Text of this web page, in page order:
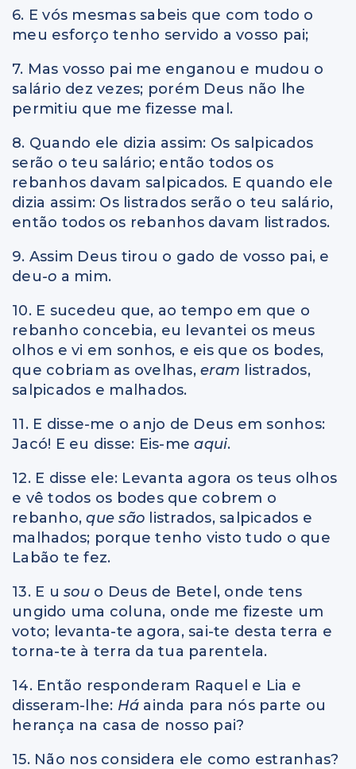
6. E vós mesmas sabeis que com todo o
meu esforço tenho servido a vosso pai;
7. Mas vosso pai me enganou e mudou o
salário dez vezes; porém Deus não lhe
permitiu que me fizesse mal.
8. Quando ele dizia assim: Os salpicados
serão o teu salário; então todos os
rebanhos davam salpicados. E quando ele
dizia assim: Os listrados serão o teu salário,
então todos os rebanhos davam listrados.
9. Assim Deus tirou o gado de vosso pai, e
deu-o a mim.
10. E sucedeu que, ao tempo em que o
rebanho concebia, eu levantei os meus
olhos e vi em sonhos, e eis que os bodes,
que cobriam as ovelhas, eram listrados,
salpicados e malhados.
11. E disse-me o anjo de Deus em sonhos:
Jacó! E eu disse: Eis-meaqui.
12. E disse ele: Levanta agora os teus olhos
e vê todos os bodes que cobrem o
rebanho,que são listrados, salpicados e
malhados; porque tenho visto tudo o que
Labão te fez.
13. E u sou o Deus de Betel, onde tens
ungido uma coluna, onde me fizeste um
voto; levanta-te agora, sai-te desta terra e
torna-te à terra da tua parentela.
14. Então responderam Raquel e Lia e
disseram-lhe: Há ainda para nós parte ou
herança na casa de nosso pai?
15. Não nos considera ele como estranhas?